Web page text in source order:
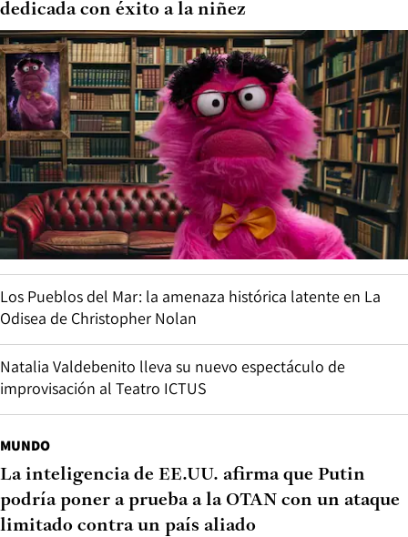
dedicada con éxito a la niñez
Los Pueblos del Mar: la amenaza histórica latente en La
Odisea de Christopher Nolan
Natalia Valdebenito lleva su nuevo espectáculo de
improvisación al Teatro ICTUS
MUNDO
La inteligencia de EE.UU. afirma que Putin
podría poner a prueba a la OTAN con un ataque
limitado contra un país aliado